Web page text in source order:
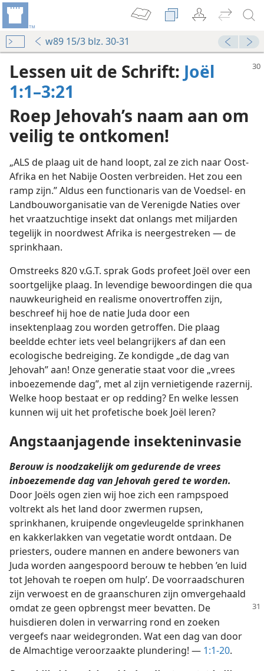
w89 15/3 blz. 30-31
Lessen uit de Schrift: Joël
1:1–3:21
Roep Jehovah’s naam aan om
veilig te ontkomen!
„ALS de plaag uit de hand loopt, zal ze zich naar Oost-
Afrika en het Nabije Oosten verbreiden. Het zou een
ramp zijn.” Aldus een functionaris van de Voedsel- en
Landbouworganisatie van de Verenigde Naties over
het vraatzuchtige insekt dat onlangs met miljarden
tegelijk in noordwest Afrika is neergestreken — de
sprinkhaan.
Omstreeks 820 v.G.T. sprak Gods profeet Joël over een
soortgelijke plaag. In levendige bewoordingen die qua
nauwkeurigheid en realisme onovertroffen zijn,
beschreef hij hoe de natie Juda door een
insektenplaag zou worden getroffen. Die plaag
beeldde echter iets veel belangrijkers af dan een
ecologische bedreiging. Ze kondigde „de dag van
Jehovah” aan! Onze generatie staat voor die „vrees
inboezemende dag”, met al zijn vernietigende razernij.
Welke hoop bestaat er op redding? En welke lessen
kunnen wij uit het profetische boek Joël leren?
Angstaanjagende insekteninvasie
Berouw is noodzakelijk om gedurende de vrees
inboezemende dag van Jehovah gered te worden.
Door Joëls ogen zien wij hoe zich een rampspoed
voltrekt als het land door zwermen rupsen,
sprinkhanen, kruipende ongevleugelde sprinkhanen
en kakkerlakken van vegetatie wordt ontdaan. De
priesters, oudere mannen en andere bewoners van
Juda worden aangespoord berouw te hebben ’en luid
tot Jehovah te roepen om hulp’. De voorraadschuren
zijn verwoest en de graanschuren zijn omvergehaald
omdat ze geen opbrengst meer bevatten. De
huisdieren dolen in verwarring rond en zoeken
vergeefs naar weidegronden. Wat een dag van door
de Almachtige veroorzaakte plundering! — 1:1-20.